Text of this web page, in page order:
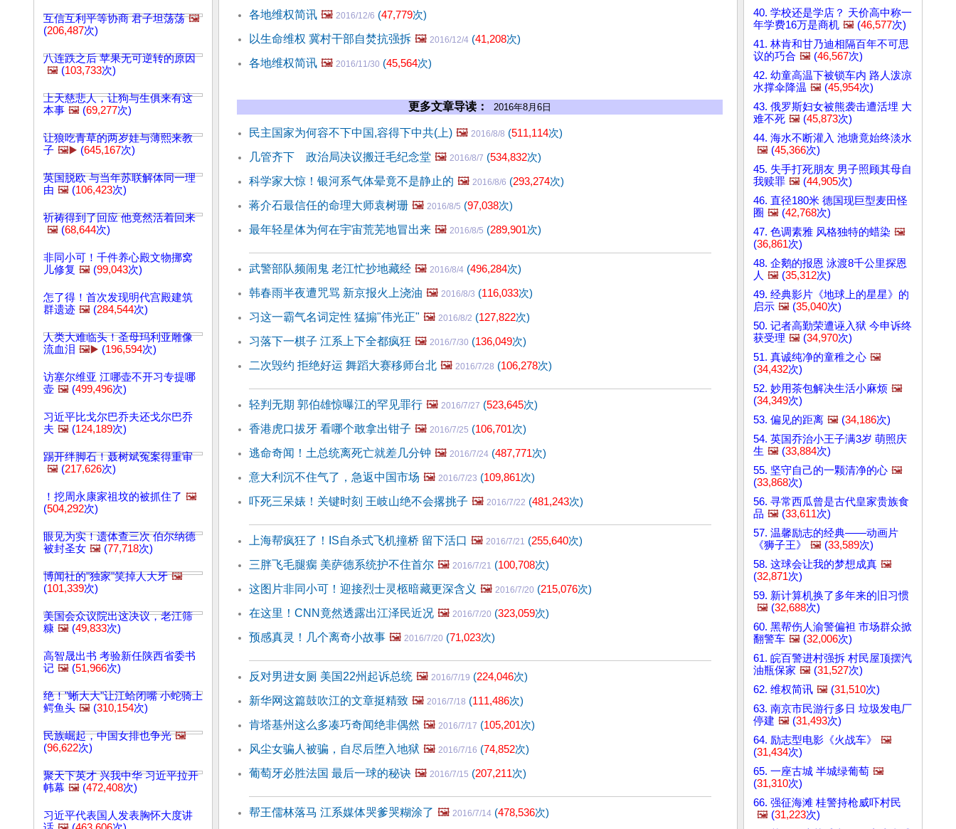
互信互利平等协商 君子坦荡荡 🖼️
(206,487次)
八连跌之后 苹果无可逆转的原因
🖼️ (103,733次)
上天慈悲人，让狗与生俱来有这
本事 🖼️ (69,277次)
让狼吃青草的两岁娃与薄熙来教
子 🖼️▶️ (645,167次)
英国脱欧 与当年苏联解体同一理
由 🖼️ (106,423次)
祈祷得到了回应 他竟然活着回来
🖼️ (68,644次)
非同小可！千件养心殿文物挪窝
儿修复 🖼️ (99,043次)
怎了得！首次发现明代宫殿建筑
群遗迹 🖼️ (284,544次)
人类大难临头！圣母玛利亚雕像
流血泪 🖼️▶️ (196,594次)
访塞尔维亚 江哪壶不开习专提哪
壶 🖼️ (499,496次)
习近平比戈尔巴乔夫还戈尔巴乔
夫 🖼️ (124,189次)
踢开绊脚石！聂树斌冤案得重审
🖼️ (217,626次)
！挖周永康家祖坟的被抓住了 🖼️
(504,292次)
眼见为实！遗体查三次 伯尔纳德
被封圣女 🖼️ (77,718次)
博闻社的"独家"笑掉人大牙 🖼️
(101,339次)
美国会众议院出这决议，老江筛
糠 🖼️ (49,833次)
高智晟出书 考验新任陕西省委书
记 🖼️ (51,966次)
绝！"蜥大大"让江蛤闭嘴 小蛇骑上
鳄鱼头 🖼️ (310,154次)
民族崛起，中国女排也争光 🖼️
(96,622次)
聚天下英才 兴我中华 习近平拉开
帏幕 🖼️ (472,408次)
习近平代表国人发表胸怀大度讲
各地维权简讯 🖼️ 2016/12/6 (47,779次)
以生命维权 冀村干部自焚抗强拆 🖼️ 2016/12/4 (41,208次)
各地维权简讯 🖼️ 2016/11/30 (45,564次)
更多文章导读： 2016年8月6日
民主国家为何容不下中国,容得下中共(上) 🖼️ 2016/8/8 (511,114次)
几管齐下 政治局决议搬迁毛纪念堂 🖼️ 2016/8/7 (534,832次)
科学家大惊！银河系气体晕竟不是静止的 🖼️ 2016/8/6 (293,274次)
蒋介石最信任的命理大师袁树珊 🖼️ 2016/8/5 (97,038次)
最年轻星体为何在宇宙荒芜地冒出来 🖼️ 2016/8/5 (289,901次)
武警部队频闹鬼 老江忙抄地藏经 🖼️ 2016/8/4 (496,284次)
韩春雨半夜遭咒骂 新京报火上浇油 🖼️ 2016/8/3 (116,033次)
习这一霸气名词定性 猛搧"伟光正" 🖼️ 2016/8/2 (127,822次)
习落下一棋子 江系上下全都疯狂 🖼️ 2016/7/30 (136,049次)
二次毁约 拒绝好运 舞蹈大赛移师台北 🖼️ 2016/7/28 (106,278次)
轻判无期 郭伯雄惊曝江的罕见罪行 🖼️ 2016/7/27 (523,645次)
香港虎口拔牙 看哪个敢拿出钳子 🖼️ 2016/7/25 (106,701次)
逃命奇闻！土总统离死亡就差几分钟 🖼️ 2016/7/24 (487,771次)
意大利沉不住气了，急返中国市场 🖼️ 2016/7/23 (109,861次)
吓死三呆婊！关键时刻 王岐山绝不会撂挑子 🖼️ 2016/7/22 (481,243次)
上海帮疯狂了！IS自杀式飞机撞桥 留下活口 🖼️ 2016/7/21 (255,640次)
三胖飞毛腿瘸 美萨德系统护不住首尔 🖼️ 2016/7/21 (100,708次)
这图片非同小可！迎接烈士灵柩暗藏更深含义 🖼️ 2016/7/20 (215,076次)
在这里！CNN竟然透露出江泽民近况 🖼️ 2016/7/20 (323,059次)
预感真灵！几个离奇小故事 🖼️ 2016/7/20 (71,023次)
反对男进女厕 美国22州起诉总统 🖼️ 2016/7/19 (224,046次)
新华网这篇鼓吹江的文章挺精致 🖼️ 2016/7/18 (111,486次)
肯塔基州这么多凑巧奇闻绝非偶然 🖼️ 2016/7/17 (105,201次)
风尘女骗人被骗，自尽后堕入地狱 🖼️ 2016/7/16 (74,852次)
葡萄牙必胜法国 最后一球的秘诀 🖼️ 2016/7/15 (207,211次)
帮王儒林落马 江系媒体哭爹哭糊涂了 🖼️ 2016/7/14 (478,536次)
40. 学校还是学店？ 天价高中称一
年学费16万是商机 🖼️ (46,577次)
41. 林肯和甘乃迪相隔百年不可思
议的巧合 🖼️ (46,567次)
42. 幼童高温下被锁车内 路人泼凉
水撑伞降温 🖼️ (45,954次)
43. 俄罗斯妇女被熊袭击遭活埋 大
难不死 🖼️ (45,873次)
44. 海水不断灌入 池塘竟始终淡水
🖼️ (45,366次)
45. 失手打死朋友 男子照顾其母自
我赎罪 🖼️ (44,905次)
46. 直径180米 德国现巨型麦田怪
圈 🖼️ (42,768次)
47. 色调素雅 风格独特的蜡染 🖼️
(36,861次)
48. 企鹅的报恩 泳渡8千公里探恩
人 🖼️ (35,312次)
49. 经典影片《地球上的星星》的
启示 🖼️ (35,040次)
50. 记者高勤荣遭诬入狱 今申诉终
获受理 🖼️ (34,970次)
51. 真诚纯净的童稚之心 🖼️
(34,432次)
52. 妙用茶包解决生活小麻烦 🖼️
(34,349次)
53. 偏见的距离 🖼️ (34,186次)
54. 英国乔治小王子满3岁 萌照庆
生 🖼️ (33,884次)
55. 坚守自己的一颗清净的心 🖼️
(33,868次)
56. 寻常西瓜曾是古代皇家贵族食
品 🖼️ (33,611次)
57. 温馨励志的经典——动画片
《狮子王》
🖼️ (33,589次)
58. 这球会让我的梦想成真 🖼️
(32,871次)
59. 新计算机换了多年来的旧习惯
🖼️ (32,688次)
60. 黑帮伤人渝警偏袒 市场群众掀
翻警车 🖼️ (32,006次)
61. 皖百警进村强拆 村民屋顶摆汽
油瓶保家 🖼️ (31,527次)
62. 维权简讯 🖼️ (31,510次)
63. 南京市民游行多日 垃圾发电厂
停建 🖼️ (31,493次)
64. 励志型电影《火战车》
🖼️
(31,434次)
65. 一座古城 半城绿葡萄 🖼️
(31,310次)
66. 强征海滩 桂警持枪威吓村民
🖼️ (31,223次)